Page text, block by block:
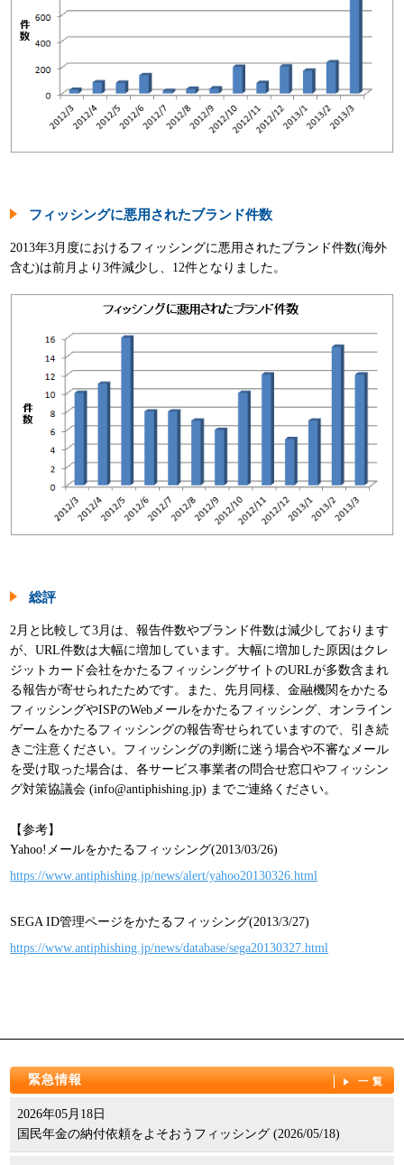
フィッシングに悪用されたブランド件数
2013年3月度におけるフィッシングに悪用されたブランド件数(海外
含む)は前月より3件減少し、12件となりました。
総評
2月と比較して3月は、報告件数やブランド件数は減少しております
が、URL件数は大幅に増加しています。大幅に増加した原因はクレ
ジットカード会社をかたるフィッシングサイトのURLが多数含まれ
る報告が寄せられたためです。また、先月同様、金融機関をかたる
フィッシングやISPのWebメールをかたるフィッシング、オンライン
ゲームをかたるフィッシングの報告寄せられていますので、引き続
きご注意ください。フィッシングの判断に迷う場合や不審なメール
を受け取った場合は、各サービス事業者の問合せ窓口やフィッシン
グ対策協議会 (info@antiphishing.jp) までご連絡ください。
【参考】
Yahoo!メールをかたるフィッシング(2013/03/26)
https://www.antiphishing.jp/news/alert/yahoo20130326.html
SEGA ID管理ページをかたるフィッシング(2013/3/27)
https://www.antiphishing.jp/news/database/sega20130327.html
緊急情報 一覧
2026年05月18日
国民年金の納付依頼をよそおうフィッシング (2026/05/18)